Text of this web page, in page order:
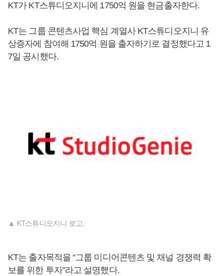
KT가 KT스튜디오지니에 1750억 원을 현금출자한다.
KT는 그룹 콘텐츠사업 핵심 계열사 KT스튜디오지니 유
상증자에 참여해 1750억 원을 출자하기로 결정했다고 1
7일 공시했다.
▲ KT스튜디오지니 로고.
KT는 출자목적을 “그룹 미디어콘텐츠 및 채널 경쟁력 확
보를 위한 투자”라고 설명했다.